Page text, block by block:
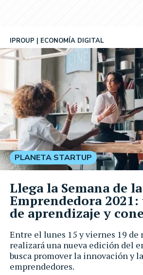
Entre el lunes 15 y viernes 19 de
realizará una nueva edición del
busca promover la innovación y
emprendedores.
IPROUP ECONOMÍA DIGITAL
PLANETA STARTUP
Llega la Semana de
Emprendedora 2021:
de aprendizaje y